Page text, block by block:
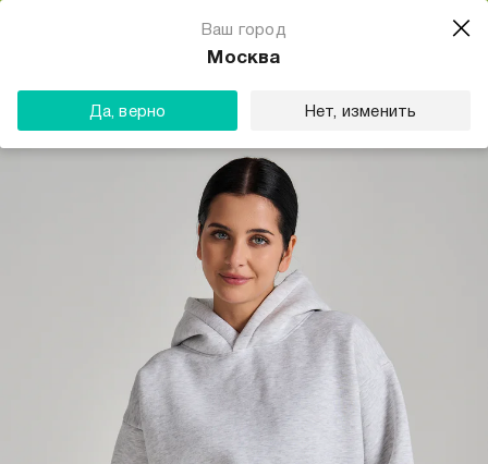
Ваш город
Москва
Да, верно Нет, изменить
Магазин одежды для тебя